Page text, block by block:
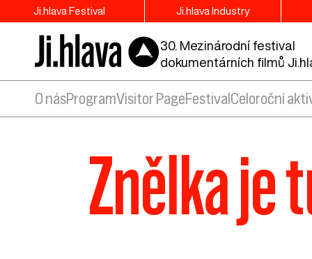
Ji.hlava Festival Ji.hlava Industry
30. Mezinárodní festival
dokumentárních filmů
O násProgramVisitor PageFestival Celoroční
Znělka je